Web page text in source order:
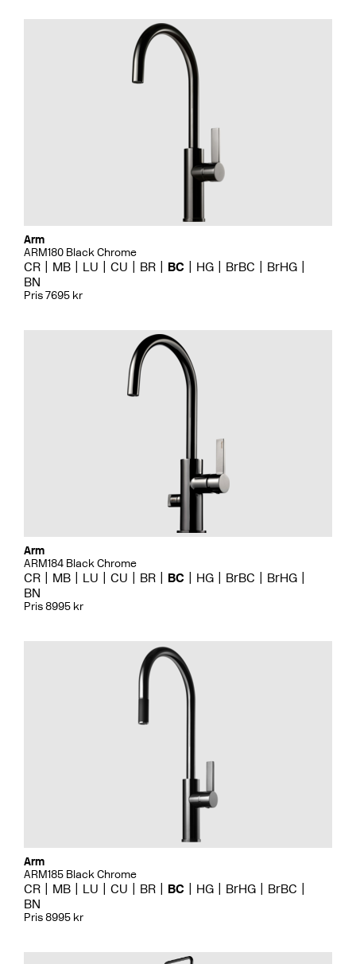
Arm
ARM180 Black Chrome
CR MB LU CU BR BC HG BrBC
BrHG
BN
Pris 7695 kr
Arm
ARM184 Black Chrome
CR MB LU CU BR BC HG BrBC
BrHG
BN
Pris 8995 kr
Arm
ARM185 Black Chrome
CR MB LU CU BR BC HG BrHG
BrBC
BN
Pris 8995 kr